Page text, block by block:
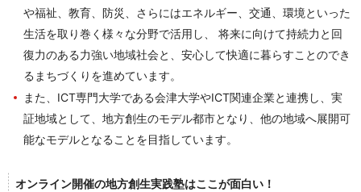
や福祉、教育、防災、さらにはエネルギー、交通、環境といった
生活を取り巻く様々な分野で活用し、 将来に向けて持続力と回
復力のある力強い地域社会と、安心して快適に暮らすことのでき
るまちづくりを進めています。
また、ICT専門大学である会津大学やICT関連企業と連携し、実
証地域として、地方創生のモデル都市となり、他の地域へ展開可
能なモデルとなることを目指しています。
オンライン開催の地方創生実践塾はここが面白い！